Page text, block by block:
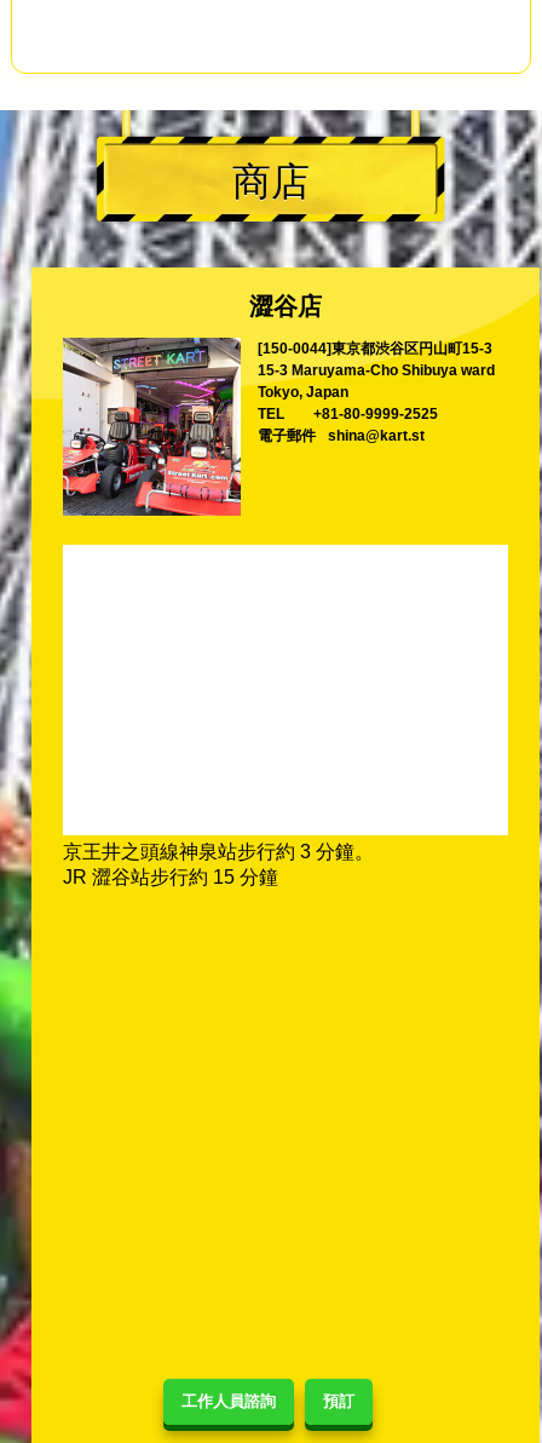
工作人員諮詢 預訂
商店
澀谷店
[150-0044]東京都渋谷区円山町15-3
15-3 Maruyama-Cho Shibuya ward
Tokyo, Japan
TEL
+81-80-9999-2525
電子郵件
shina@kart.st
京王井之頭線神泉站步行約 3 分鐘。
JR 澀谷站步行約 15 分鐘